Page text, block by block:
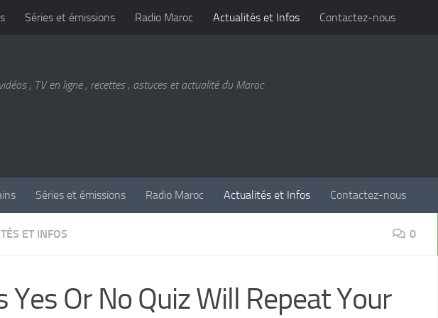
Séries et émissions Radio Maroc Actualités et Infos Contactez-nous
, TV en ligne , recettes , astuces et actualité du Maroc
Séries et émissions Radio Maroc Actualités et Infos Contactez-nous
ET INFOS 0
Yes Or No Quiz Will Repeat Your